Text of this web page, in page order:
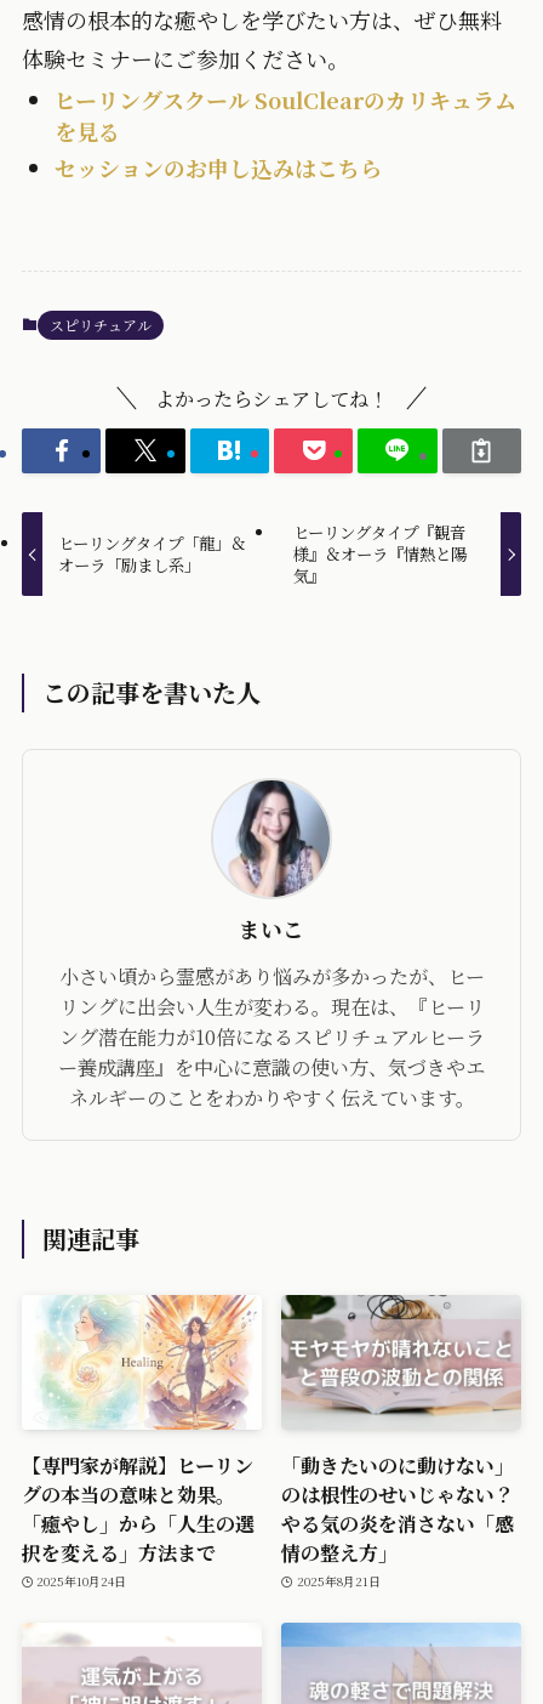
感情の根本的な癒やしを学びたい方は、ぜひ無料
体験セミナーにご参加ください。
ヒーリングスクール SoulClearのカリキュラム
を見る
セッションのお申し込みはこちら
スピリチュアル
よかったらシェアしてね！
ヒーリングタイプ「龍」＆
オーラ「励まし系」
ヒーリングタイプ『観音
様』＆オーラ『情熱と陽
気』
この記事を書いた人
まいこ
小さい頃から霊感があり悩みが多かったが、ヒー
リングに出会い人生が変わる。現在は、『ヒーリ
ング潜在能力が10倍になるスピリチュアルヒーラ
ー養成講座』を中心に意識の使い方、気づきやエ
ネルギーのことをわかりやすく伝えています。
関連記事
【専門家が解説】ヒーリン
グの本当の意味と効果。
「癒やし」から「人生の選
択を変える」方法まで
2025年10月24日
「動きたいのに動けない」
のは根性のせいじゃない？
やる気の炎を消さない「感
情の整え方」
2025年8月21日